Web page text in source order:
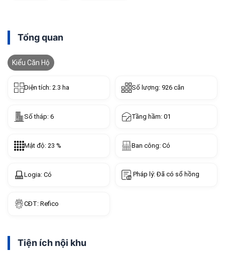
Tổng quan
Kiểu Căn Hộ
Diện tích: 2.3 ha Số lượng: 926 căn
Số tháp: 6 Tầng hầm: 01
Mật độ: 23 % Ban công: Có
Logia: Có Pháp lý: Đã có sổ hồng
CĐT: Refico
Tiện ích nội khu